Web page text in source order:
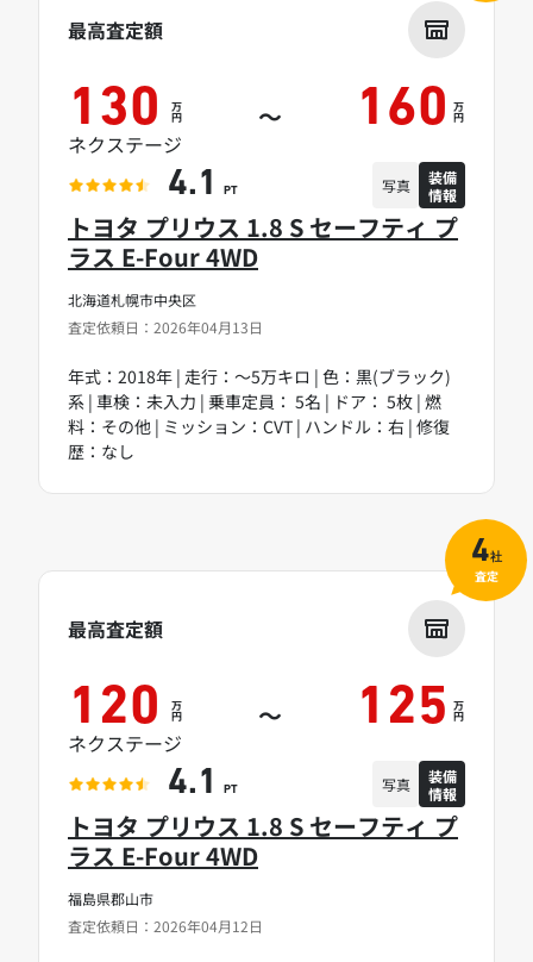
北海道札幌市中央区
査定依頼日：2026年04月13日
トヨタ プリウス 1.8 S セーフティ プ
ラス E-Four 4WD
年式：2018年 | 走行：～5万キロ | 色：黒(ブラック)
系 | 車検：未入力 | 乗車定員： 5名 | ドア： 5枚 | 燃
料：その他 | ミッション：CVT | ハンドル：右 | 修復
歴：なし
最高査定額
130 万
円 ～ 160 万
円
ネクステージ
4.1 PT 写真
装備
情報
福島県郡山市
査定依頼日：2026年04月12日
トヨタ プリウス 1.8 S セーフティ プ
ラス E-Four 4WD
最高査定額
120 万
円 ～ 125 万
円
ネクステージ
4.1 PT 写真
装備
情報
4社
査定